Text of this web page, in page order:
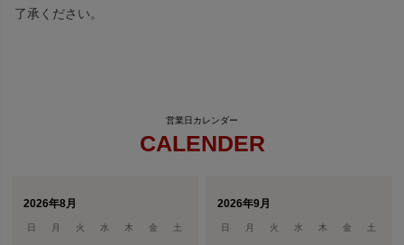
了承ください。
CALENDER
2026年8月
日 月 火 水 木 金 土
2026年9月
日 月 火 水 木 金 土